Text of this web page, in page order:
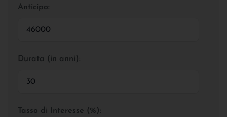
Anticipo:
Durata (in anni):
Tasso di Interesse (%):